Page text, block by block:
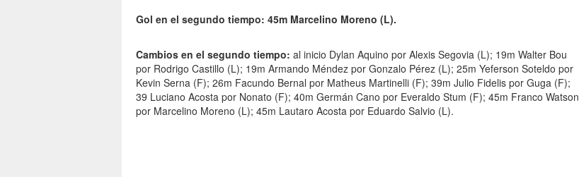
Gol en el segundo tiempo: 45m Marcelino Moreno (L).
Cambios en el segundo tiempo: al inicio Dylan Aquino por Alexis Segovia (L); 19m Walter Bou
por Rodrigo Castillo (L); 19m Armando Méndez por Gonzalo Pérez (L); 25m Yeferson Soteldo por
Kevin Serna (F); 26m Facundo Bernal por Matheus Martinelli (F); 39m Julio Fidelis por Guga (F);
39 Luciano Acosta por Nonato (F); 40m Germán Cano por Everaldo Stum (F); 45m Franco Watson
por Marcelino Moreno (L); 45m Lautaro Acosta por Eduardo Salvio (L).